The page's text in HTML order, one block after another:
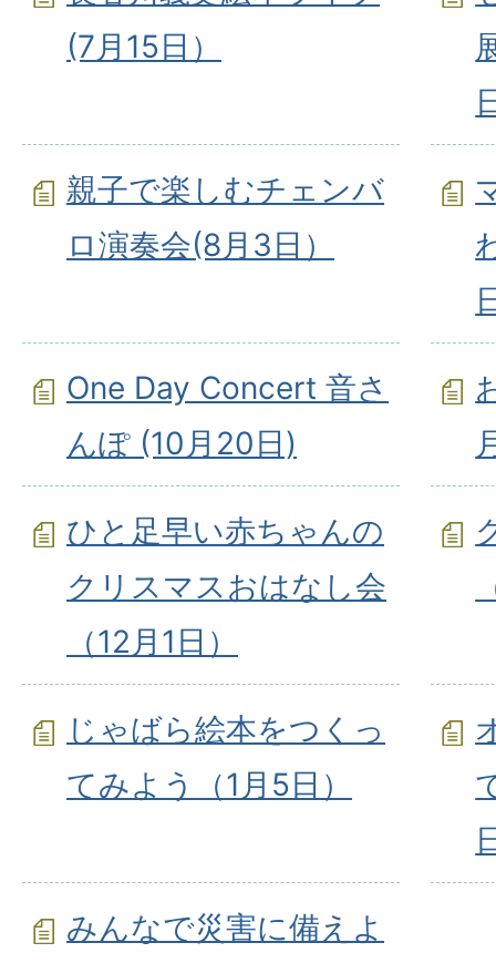
(7月15日）
親子で楽しむチェンバ
ロ演奏会(8月3日）
One Day Concert 音さ
んぽ (10月20日)
ひと足早い赤ちゃんの
クリスマスおはなし会
（12月1日）
じゃばら絵本をつくっ
てみよう（1月5日）
みんなで災害に備えよ